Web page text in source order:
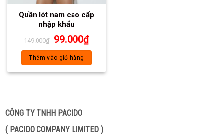
Quần lót nam cao cấp
nhập khẩu
149.000₫ 99.000₫
Thêm vào giỏ hàng
CÔNG TY TNHH PACIDO
( PACIDO COMPANY LIMITED )